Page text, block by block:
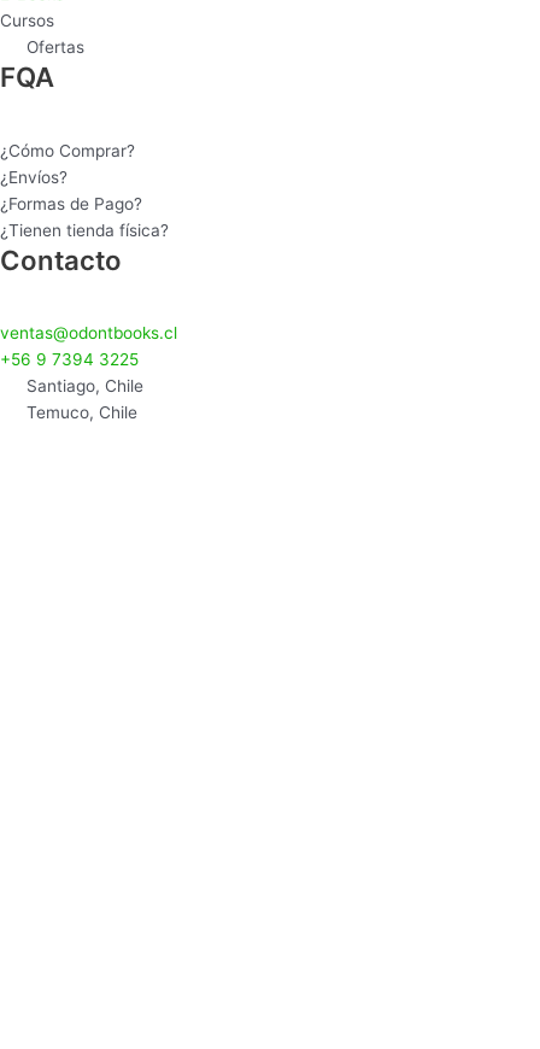
r
a
m
Cursos
Ofertas
FQA
¿Cómo Comprar?
¿Envíos?
¿Formas de Pago?
¿Tienen tienda física?
Contacto
ventas@odontbooks.cl
+56 9 7394 3225
Santiago, Chile
Temuco, Chile